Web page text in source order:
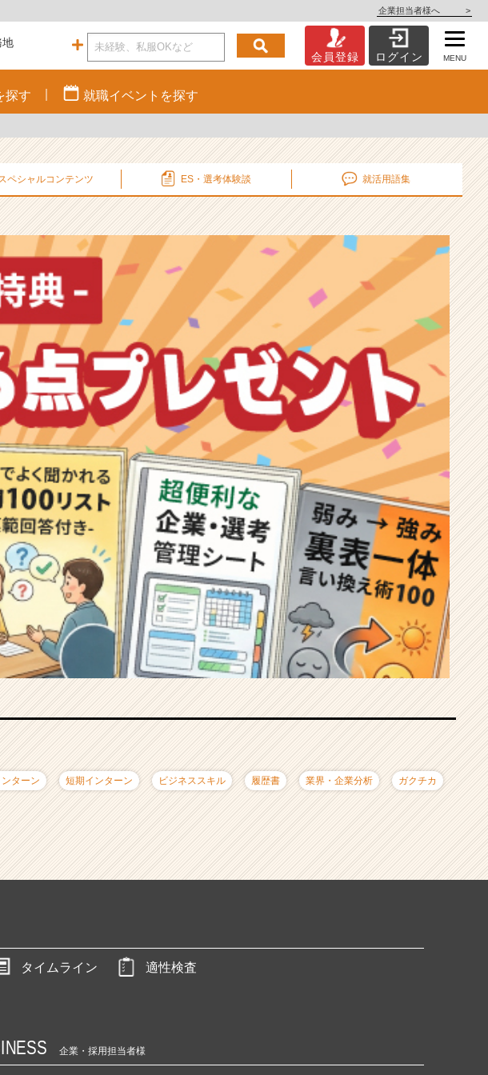
企業担当者様へ >
会員登録 ログイン MENU
探す 就職イベント を探す
ペシャルコンテンツ ES・選考体験談 就活用語集
ターン 短期インターン ビジネススキル 履歴書 業界・企業分析 ガクチカ
タイムライン 適性検査
企業・採用担当者様